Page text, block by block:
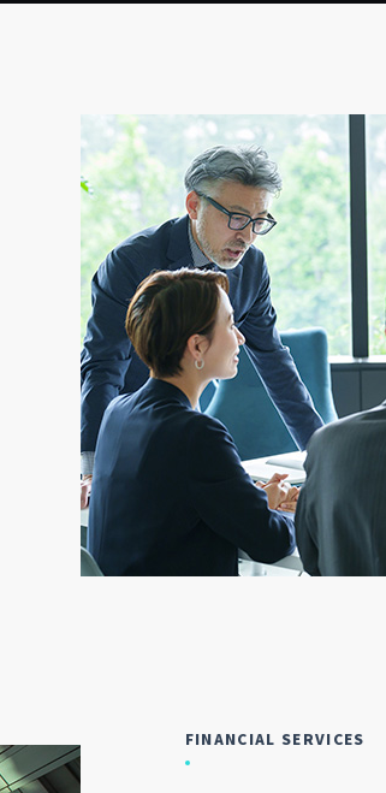
FINANCIAL SERVICES